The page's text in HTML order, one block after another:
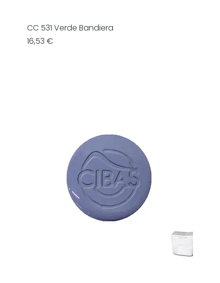
CC 531 Verde Bandiera
Prezzo
16,53 €